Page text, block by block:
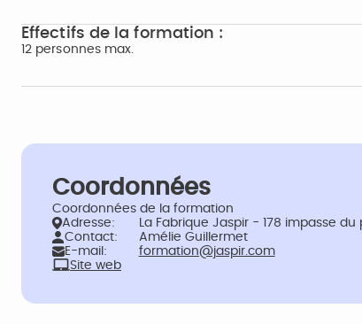
Effectifs de la formation :
12 personnes max.
Coordonnées
Coordonnées de la formation
Adresse:
La Fabrique Jaspir - 178 impasse
Contact:
Amélie Guillermet
E-mail:
formation@jaspir.com
Site web